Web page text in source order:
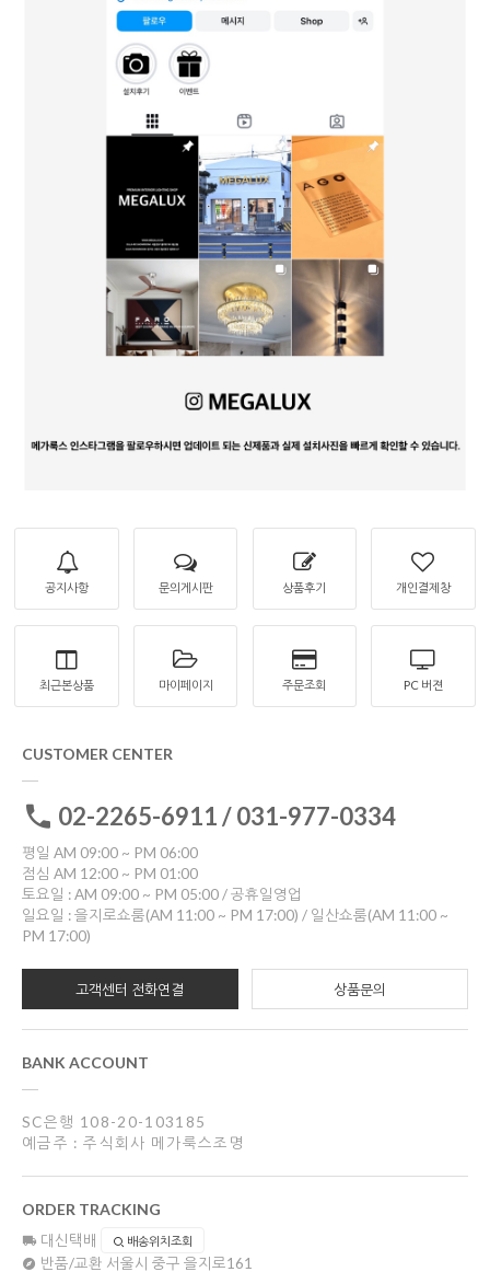
공지사항 문의게시판 상품후기 개인결제창
최근본상품 마이페이지 주문조회 PC 버젼
CUSTOMER CENTER
02-2265-6911 / 031-977-0334
평일 AM 09:00 ~ PM 06:00
점심 AM 12:00 ~ PM 01:00
토요일 : AM 09:00 ~ PM 05:00 / 공휴일영업
일요일 : 을지로쇼룸(AM 11:00 ~ PM 17:00) / 일산쇼룸(AM 11:00 ~
PM 17:00)
고객센터 전화연결 상품문의
BANK ACCOUNT
SC은행 108-20-103185
예금주 : 주식회사 메가룩스조명
ORDER TRACKING
대신택배 배송위치조회
반품/교환 서울시 중구 을지로161